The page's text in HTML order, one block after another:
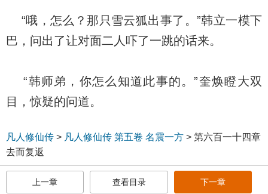
“哦，怎么？那只雪云狐出事了。”韩立一模下
巴，问出了让对面二人吓了一跳的话来。
“韩师弟，你怎么知道此事的。”奎焕瞪大双
目，惊疑的问道。
凡人修仙传 > 凡人修仙传 第五卷 名震一方 > 第六百一十四章
去而复返
上一章 查看目录 下一章